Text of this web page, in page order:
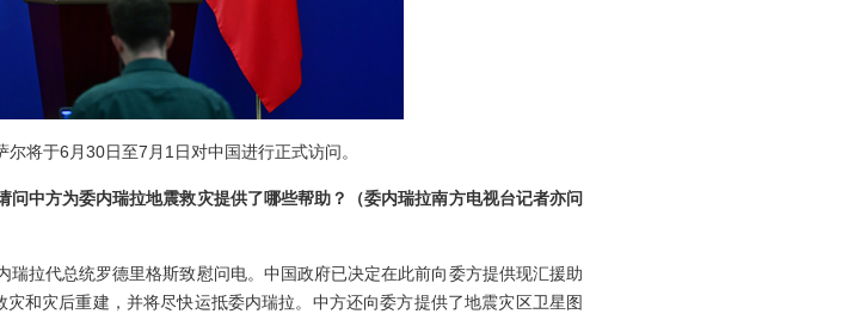
将于6月30日至7月1日对中国进行正式访问。
中方为委内瑞拉地震救灾提供了哪些帮助？（委内瑞拉南方电视台记者亦问
拉代总统罗德里格斯致慰问电。中国政府已决定在此前向委方提供现汇援助
和灾后重建，并将尽快运抵委内瑞拉。中方还向委方提供了地震灾区卫星图